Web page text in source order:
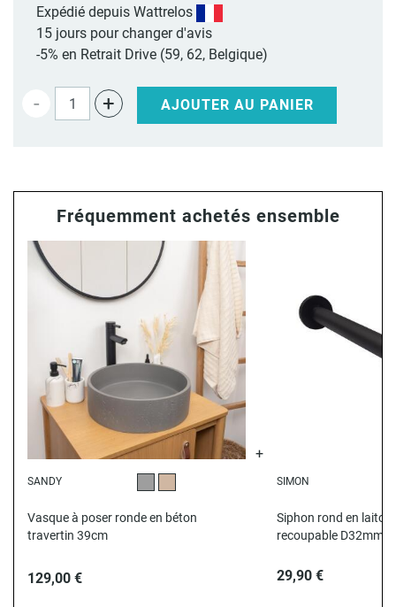
Expédié depuis Wattrelos
15 jours pour changer d'avis
-5% en Retrait Drive (59, 62, Belgique)
- + AJOUTER AU PANIER
Fréquemment achetés ensemble
SANDY
GrisBeige
Vasque à poser ronde en béton
travertin 39cm
129,00 €
SIMON
Siphon rond en
recoupable D32mm
29,90 €